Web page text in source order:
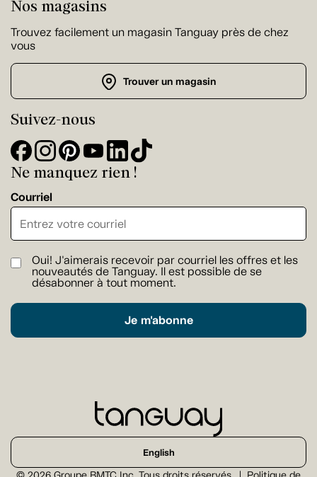
Nos magasins
Trouvez facilement un magasin Tanguay près de chez
vous
Trouver un magasin
Suivez-nous
Ne manquez rien !
Courriel
Oui! J'aimerais recevoir par courriel les offres et les
nouveautés de Tanguay. Il est possible de se
désabonner à tout moment.
Je m'abonne
English